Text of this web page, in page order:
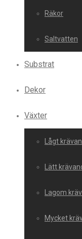
Räkor
Saltvatten
Substrat
Dekor
Växter
Lågt
Lätt
Lagom
Mycket